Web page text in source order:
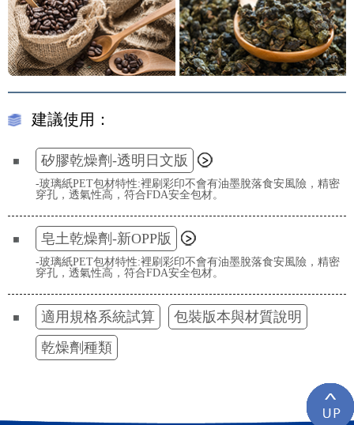
建議使用：
矽膠乾燥劑-透明日文版
-玻璃紙PET包材特性:裡刷彩印不會有油墨脫落食安風險，精密
穿孔，透氣性高，符合FDA安全包材。
皂土乾燥劑-新OPP版
-玻璃紙PET包材特性:裡刷彩印不會有油墨脫落食安風險，精密
穿孔，透氣性高，符合FDA安全包材。
適用規格系統試算
包裝版本與材質說明
乾燥劑種類